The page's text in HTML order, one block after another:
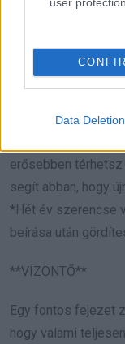
Data Deletion
a túlterheltséget.
egyszerre. A
erősebben
segít abban, hogy
*Hét év szerencse
beírása után
**VÍZÖNTŐ**
Egy fontos fejezet
hogy valami